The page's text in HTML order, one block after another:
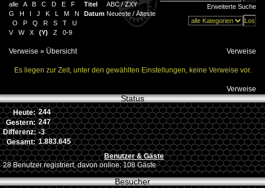
alle
A B C D E
F
G
H I J K L M
N
O
P Q R S T
U
V
W X (Y) Z 0-9
Titel
ABC/ZXY
Datum Neueste / Älteste
Erweiterte Suche
Verweise » Übersicht Verweise
Es liegen zur Zeit, unter den gewählten Einstellungen, keine Verweise vor.
Verweise
Status
Heute: 244
Gestern: 247
Differenz: -3
Gesamt: 1.883.645
Benutzer & Gäste
28 Benutzer registriert, davon online: 108 Gäste
Besucher